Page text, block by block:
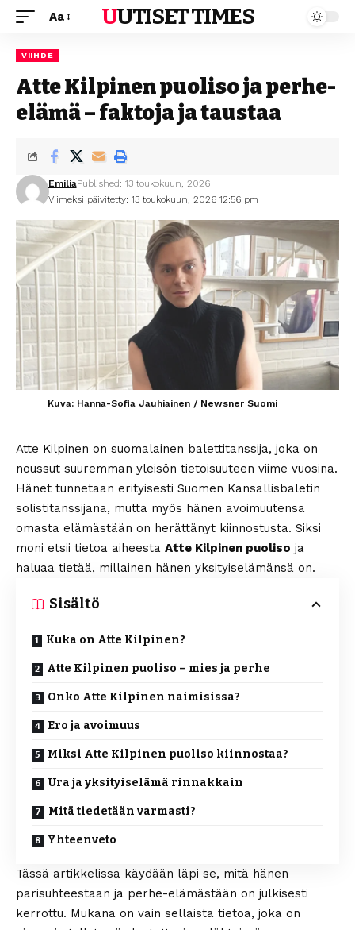
Aa UUTISET TIMES
VIIHDE
Atte Kilpinen puoliso ja perhe-
elämä – faktoja ja taustaa
Viimeksi päivitetty: 13 toukokuun, 2026 12:56 pm
EmiliaPublished: 13 toukokuun, 2026
Kuva: Hanna-Sofia Jauhiainen / Newsner Suomi
Atte Kilpinen on suomalainen balettitanssija, joka on
noussut suuremman yleisön tietoisuuteen viime vuosina.
Hänet tunnetaan erityisesti Suomen Kansallisbaletin
solistitanssijana, mutta myös hänen avoimuutensa
omasta elämästään on herättänyt kiinnostusta. Siksi
moni etsii tietoa aiheesta Atte Kilpinen puoliso ja
haluaa tietää, millainen hänen yksityiselämänsä on.
Sisältö
Kuka on Atte Kilpinen?
Atte Kilpinen puoliso – mies ja perhe
Onko Atte Kilpinen naimisissa?
Ero ja avoimuus
Miksi Atte Kilpinen puoliso kiinnostaa?
Ura ja yksityiselämä rinnakkain
Mitä tiedetään varmasti?
Yhteenveto
Tässä artikkelissa käydään läpi se, mitä hänen
parisuhteestaan ja perhe-elämästään on julkisesti
kerrottu. Mukana on vain sellaista tietoa, joka on